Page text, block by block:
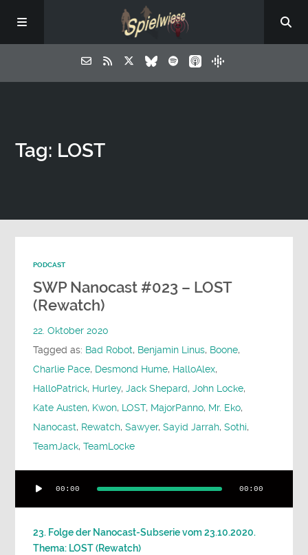
Tag: LOST
PODCAST
SWP Nanocast #023 – LOST
(Rewatch)
22. Oktober 2020
Tagged as: Bad Robot, Benjamin Linus, Boone,
Charlie Pace, Desmond Hume, HalloAlex,
HalloPatrick, Hurley,Jack Shepard,John Locke,
Kate Austen, Kwon, LOST, MajorPanno, Mr. Eko,
Nanocast, Rewatch,Sawyer,Sayid Jarrah,Sothi,
TeamJack,TeamLocke
Player
00:00 00:00
23. Folge der Nanocast-Subserie vom 23.10.2020.
Thema: LOST (Rewatch)